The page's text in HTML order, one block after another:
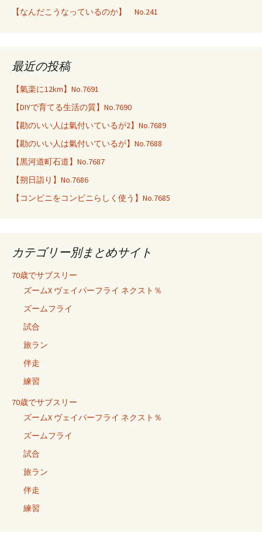
【なんだこうなっているのか】 No.241
最近の投稿
【氣楽に12km】No.7691
【DIYで育てる生活の質】No.7690
【勘のいい人は氣付いているが2】No.7689
【勘のいい人は氣付いているが】No.7688
【黒河道町石道】No.7687
【朔日詣り】No.7686
【コンビニをコンビニらしく使う】No.7685
カテゴリー別まとめサイト
70歳でサブスリー
ズームX ヴェイパーフライ ネクスト％
ズームフライ
試合
旅ラン
伴走
練習
70歳でサブスリー
ズームX ヴェイパーフライ ネクスト％
ズームフライ
試合
旅ラン
伴走
練習